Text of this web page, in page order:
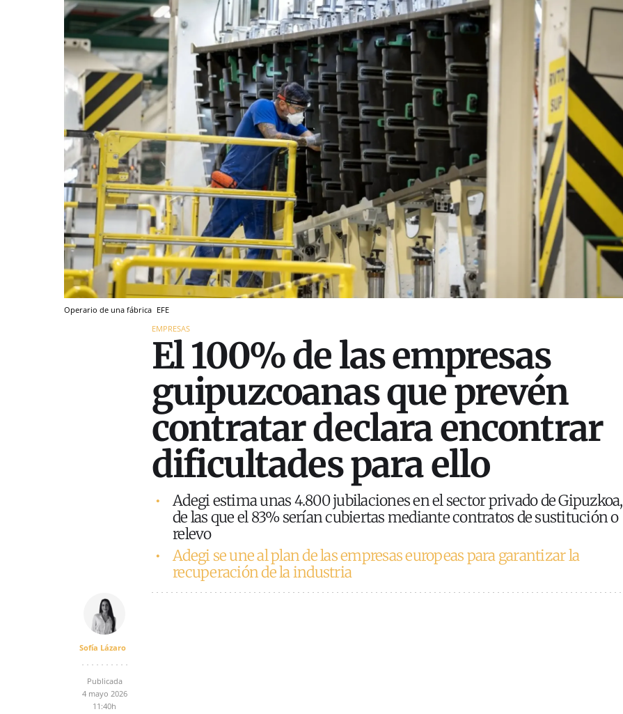
Operario de una fábrica EFE
EMPRESAS
El 100% de las empresas
guipuzcoanas que prevén
contratar declara encontrar
dificultades para ello
Adegi estima unas 4.800 jubilaciones en el sector privado de Gipuzkoa,
de las que el 83% serían cubiertas mediante contratos de sustitución o
relevo
Adegi se une al plan de las empresas europeas para garantizar la
recuperación de la industria
Sofía Lázaro
Publicada
4 mayo 2026
11:40h